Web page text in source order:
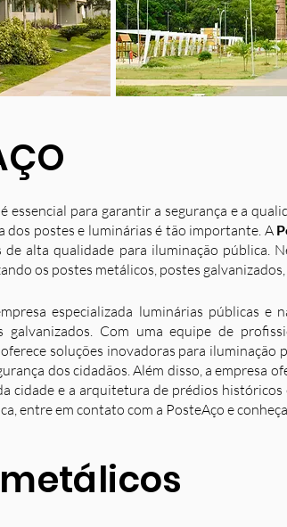
essencial para garantir a segurança e a
dos postes e luminárias é tão importante. A
de alta qualidade para iluminação pública.
os postes metálicos, postes
especializada luminárias públicas e
galvanizados. Com uma equipe de
soluções inovadoras para
dos cidadãos. Além disso, a empresa
cidade e a arquitetura de prédios históricos
entre em contato com a PosteAço e